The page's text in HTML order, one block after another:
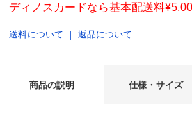
ディノスカードなら基本配送料
送料について ｜返品について
商品の説明 仕様・サイズ